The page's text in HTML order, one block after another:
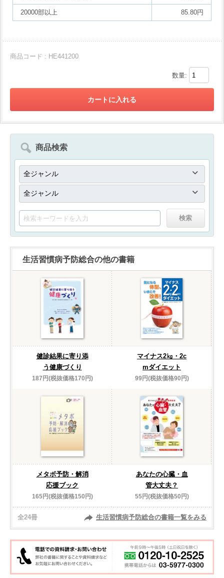
20000部以上 85.80円
商品コード : HE441200
数量:
商品検索
生活習慣病予防総合の他の書籍
健診結果に寄り添
う健康づくり
187円(税抜価格170円)
マイナス2㎏・2c
mダイエット
99円(税抜価格90円)
メタボ予防・解消
応援ブック
165円(税抜価格150円)
あなたの心臓・血
管大丈夫？
55円(税抜価格50円)
全24冊 生活習慣病予防総合の書籍一覧をみる